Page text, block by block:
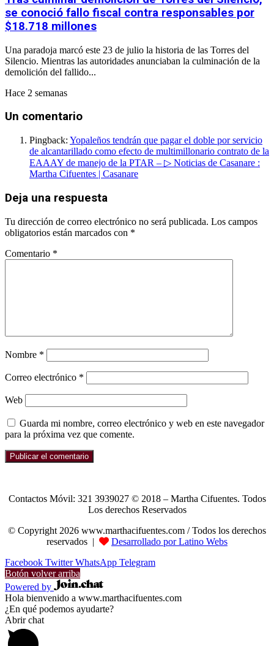
se conoció fallo fiscal contra responsables por
$18.718 millones
Una paradoja marcó este 23 de julio la historia de las Torres del
Silencio. Mientras las autoridades anunciaban la culminación de la
demolición del fallido...
Hace 2 semanas
Un comentario
Pingback: Yopaleños tendrán que pagar el doble por servicio
de alcantarillado como efecto de multimillonario contrato de la
EAAAY de manejo de la PTAR – ▷ Noticias de Casanare :
Martha Cifuentes | Casanare
Deja una respuesta
Tu dirección de correo electrónico no será publicada. Los campos
obligatorios están marcados con *
Comentario *
Nombre *
Correo electrónico *
Web
Guarda mi nombre, correo electrónico y web en este navegador
para la próxima vez que comente.
Contactos Móvil: 321 3939027 © 2018 – Martha Cifuentes. Todos
Los derechos Reservados
© Copyright 2026 www.marthacifuentes.com / Todos los derechos
reservados |
Desarrollado por Latino Webs
Facebook Twitter WhatsApp Telegram
Botón volver arriba
Powered by
Hola bienvenido a www.marthacifuentes.com
¿En qué podemos ayudarte?
Abrir chat